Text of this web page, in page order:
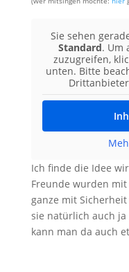
Sie sehen
Standard. Um
zuzugreifen,
unten. Bitte
Ich finde die Idee
Freunde wurden
ganze mit
sie natürlich auch ja
kann man da auch